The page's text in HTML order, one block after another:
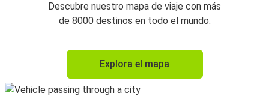
Descubre nuestro mapa de viaje con más
de 8000 destinos en todo el mundo.
Explora el mapa